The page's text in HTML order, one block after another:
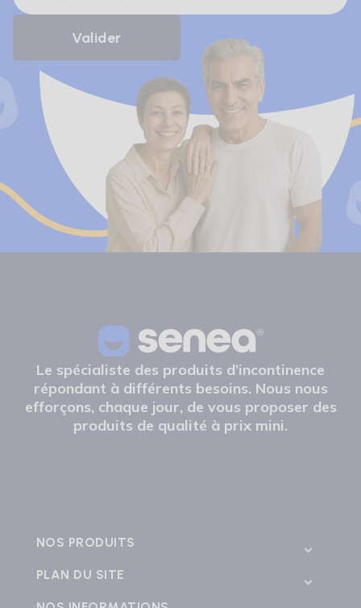
Le spécialiste des produits d’incontinence
répondant à différents besoins. Nous nous
efforçons, chaque jour, de vous proposer des
produits de qualité à prix mini.
NOS PRODUITS
PLAN DU SITE